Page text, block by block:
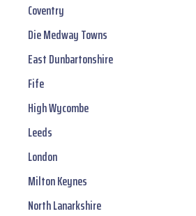
Coventry
Die Medway Towns
East Dunbartonshire
Fife
High Wycombe
Leeds
London
Milton Keynes
North Lanarkshire